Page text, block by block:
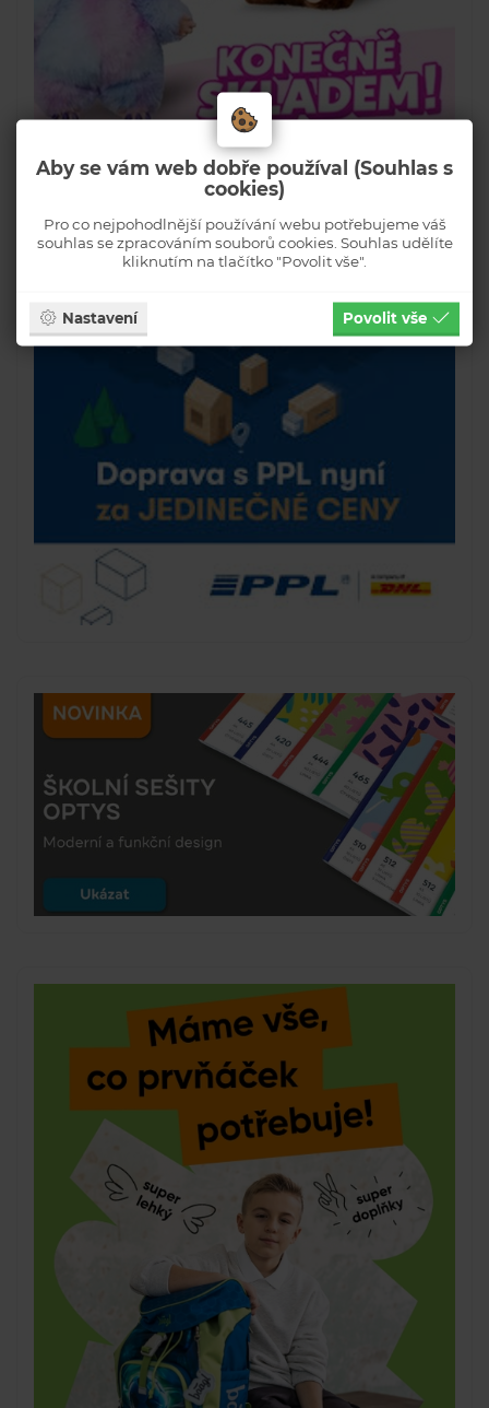
Aby se vám web dobře používal (Souhlas s
cookies)
Pro co nejpohodlnější používání webu potřebujeme váš
souhlas se zpracováním souborů cookies. Souhlas udělíte
kliknutím na tlačítko "Povolit vše".
Nastavení Povolit vše